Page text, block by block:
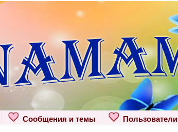
Пользователи
Сообщения и темы